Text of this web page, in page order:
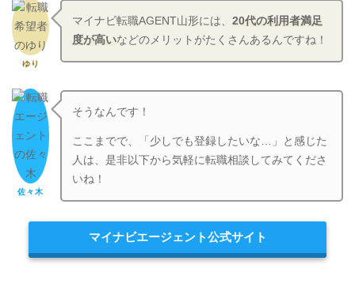
ゆり
マイナビ転職AGENT山形には、20代の利用者満足
度が高いなどのメリットがたくさんあるんですね！
佐々木
そうなんです！
ここまでで、「少しでも登録したいな…」と感じた
人は、是非以下から気軽に転職相談してみてくださ
いね！
マイナビエージェント公式サイト